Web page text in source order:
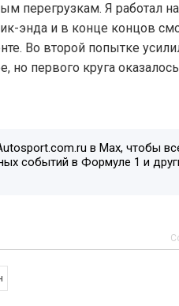
перегрузкам. Я работал
энда и в конце концов
Во второй попытке
но первого круга оказалось
в Max, чтобы
событий в Формуле 1 и